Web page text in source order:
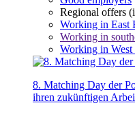
Regional offers
Working in East
Working in
Working in West
8. Matching Day der
ihren zukünftigen